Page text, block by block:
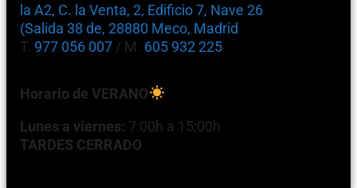
la A2, C. la Venta, 2, Edificio 7, Nave 26
(Salida 38 de, 28880 Meco, Madrid
T. 977 056 007 / M. 605 932 225
Horario de VERANO
Lunes a viernes: 7:00h a 15:00h
TARDES CERRADO